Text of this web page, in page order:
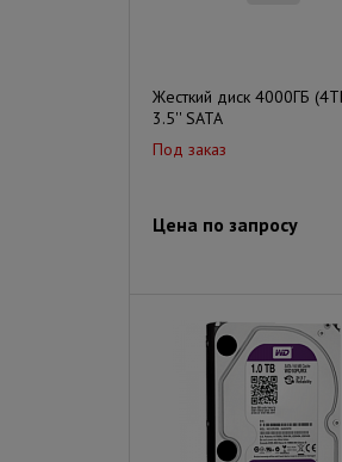
Жесткий диск 4000ГБ
3.5'' SATA
Под заказ
Цена по запросу